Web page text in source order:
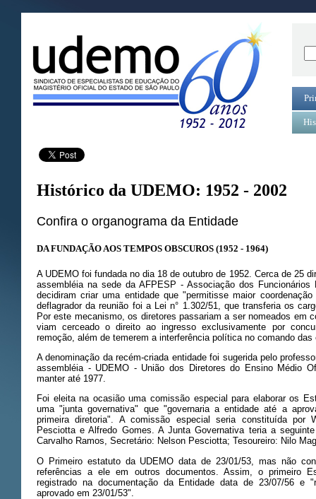
Histórico da UDEMO: 1952 - 2002
Confira o organograma da Entidade
DA FUNDAÇÃO AOS TEMPOS OBSCUROS (1952 - 1964)
A UDEMO foi fundada no dia 18 de outubro de 1952. Cerca de 25
assembléia na sede da AFPESP - Associação dos
decidiram criar uma entidade que "permitisse maior
deflagrador da reunião foi a Lei n° 1.302/51, que transferia os
Por este mecanismo, os diretores passariam a ser nomeados em
viam cerceado o direito ao ingresso exclusivamente por
remoção, além de temerem a interferência política no comando das
A denominação da recém-criada entidade foi sugerida pelo
assembléia - UDEMO - União dos Diretores do Ensino Médio
manter até 1977.
Foi eleita na ocasião uma comissão especial para elaborar os
uma "junta governativa" que "governaria a entidade até a
primeira diretoria". A comissão especial seria constituída por
Pesciotta e Alfredo Gomes. A Junta Governativa teria a
Carvalho Ramos, Secretário: Nelson Pesciotta; Tesoureiro: Nilo
O Primeiro estatuto da UDEMO data de 23/01/53, mas não
referências a ele em outros documentos. Assim, o primeiro
registrado na documentação da Entidade data de 23/07/56 e
aprovado em 23/01/53".